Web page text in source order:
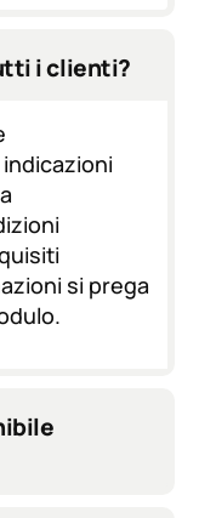
i clienti?
si prega